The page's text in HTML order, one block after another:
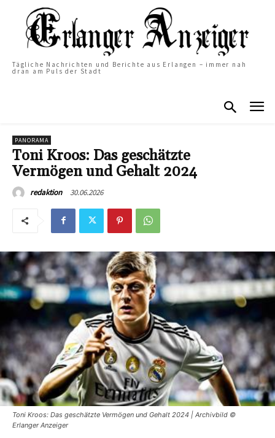
Tägliche Nachrichten und Berichte aus Erlangen – immer nah
dran am Puls der Stadt
PANORAMA
Toni Kroos: Das geschätzte
Vermögen und Gehalt 2024
redaktion 30.06.2026
Toni Kroos: Das geschätzte Vermögen und Gehalt 2024 | Archivbild ©
Erlanger Anzeiger